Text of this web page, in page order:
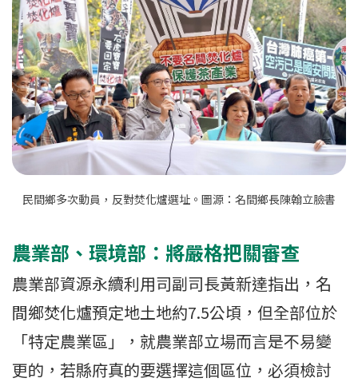
民間鄉多次動員，反對焚化爐選址。圖源：名間鄉長陳翰立臉書
農業部、環境部：將嚴格把關審查
農業部資源永續利用司副司長黃新達指出，名
間鄉焚化爐預定地土地約7.5公頃，但全部位於
「特定農業區」，就農業部立場而言是不易變
更的，若縣府真的要選擇這個區位，必須檢討